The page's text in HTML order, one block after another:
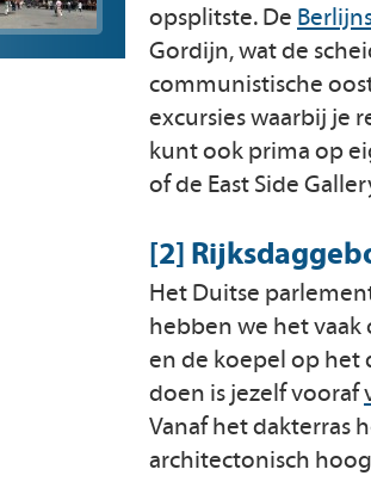
opsplitste. De
Gordijn, wat de
communistische
excursies waarbij je
kunt ook prima op
of de East Side
[2]
Het Duitse
hebben we het vaak
en de koepel op het
doen is jezelf vooraf
Vanaf het dakterras
architectonisch